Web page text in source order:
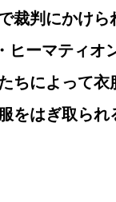
裁判にかけら
ヒーマティオ
ちによって衣
をはぎ取られ